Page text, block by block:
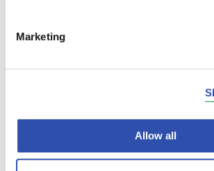
Marketing
Allow all
VR:n ylläpitämä kuuluvuuskartta
palaverien suunnittelussa
Wifin lisäksi junissa on